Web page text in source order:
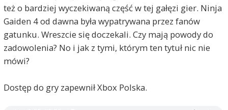
też o bardziej wyczekiwaną część w tej gałęzi gier. Ninja
Gaiden 4 od dawna była wypatrywana przez fanów
gatunku. Wreszcie się doczekali. Czy mają powody do
zadowolenia? No i jak z tymi, którym ten tytuł nic nie
mówi?
Dostęp do gry zapewnił Xbox Polska.